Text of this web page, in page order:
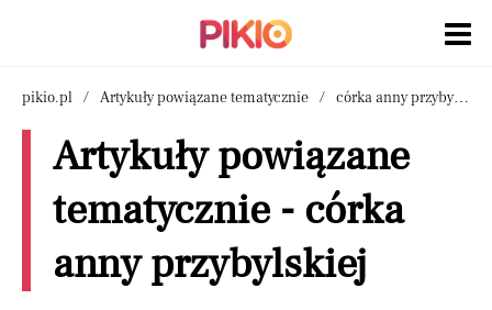
pikio.pl Artykuły powiązane tematycznie córka anny przybylskiej
Artykuły powiązane
tematycznie - córka
anny przybylskiej